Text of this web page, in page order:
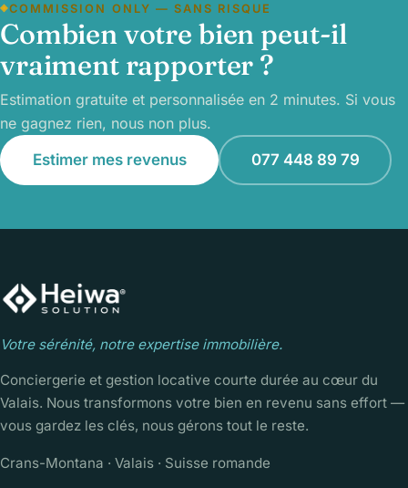
COMMISSION ONLY — SANS RISQUE
Combien votre bien peut-il
vraiment rapporter ?
Estimation gratuite et personnalisée en 2 minutes. Si vous
ne gagnez rien, nous non plus.
Estimer mes revenus 077 448 89 79
Votre sérénité, notre expertise immobilière.
Conciergerie et gestion locative courte durée au cœur du
Valais. Nous transformons votre bien en revenu sans effort —
vous gardez les clés, nous gérons tout le reste.
Crans-Montana · Valais · Suisse romande